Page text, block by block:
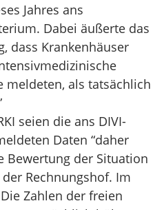
Jahres ans
Dabei äußerte das
dass Krankenhäuser
meldeten, als tatsächlich
seien die ans DIVI-
Daten “daher
Bewertung der Situation
Rechnungshof. Im
Zahlen der freien